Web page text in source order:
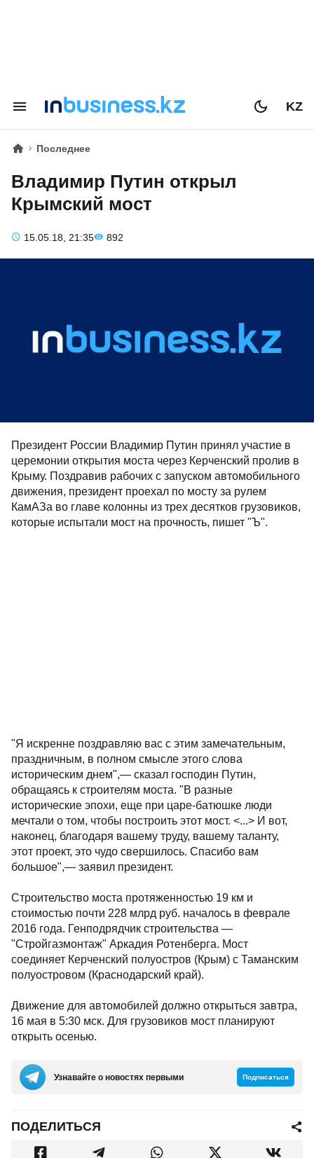
KZ
Последнее
Владимир Путин открыл
Крымский мост
15.05.18, 21:35 892
Президент России Владимир Путин принял участие в
церемонии открытия моста через Керченский пролив в
Крыму. Поздравив рабочих с запуском автомобильного
движения, президент проехал по мосту за рулем
КамАЗа во главе колонны из трех десятков грузовиков,
которые испытали мост на прочность, пишет "Ъ".
"Я искренне поздравляю вас с этим замечательным,
праздничным, в полном смысле этого слова
историческим днем",— сказал господин Путин,
обращаясь к строителям моста. "В разные
исторические эпохи, еще при царе-батюшке люди
мечтали о том, чтобы построить этот мост. <...> И вот,
наконец, благодаря вашему труду, вашему таланту,
этот проект, это чудо свершилось. Спасибо вам
большое",— заявил президент.
Строительство моста протяженностью 19 км и
стоимостью почти 228 млрд руб. началось в феврале
2016 года. Генподрядчик строительства —
"Стройгазмонтаж" Аркадия Ротенберга. Мост
соединяет Керченский полуостров (Крым) с Таманским
полуостровом (Краснодарский край).
Движение для автомобилей должно открыться завтра,
16 мая в 5:30 мск. Для грузовиков мост планируют
открыть осенью.
Узнавайте о новостях первыми Подписаться
ПОДЕЛИТЬСЯ